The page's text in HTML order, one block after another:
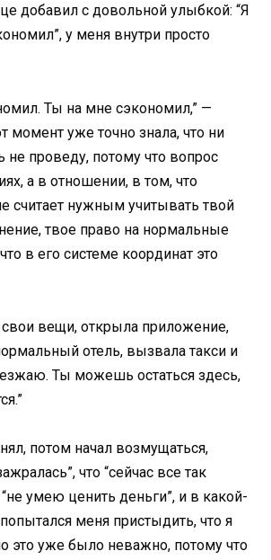
добавил с довольной улыбкой: “Я
у меня внутри просто
Ты на мне сэкономил,” —
момент уже точно знала, что ни
не проведу, потому что вопрос
а в отношении, в том, что
считает нужным учитывать твой
твое право на нормальные
в его системе координат это
вещи, открыла приложение,
отель, вызвала такси и
Ты можешь остаться здесь,
потом начал возмущаться,
что “сейчас все так
умею ценить деньги”, и в какой-
меня пристыдить, что я
это уже было неважно, потому что